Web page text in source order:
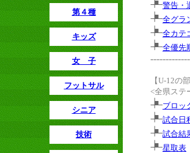
第４種
キッズ
女 子
フットサル
シニア
技術
警告・
全グラ
全カテ
全優先
【U-12の部
<全県ステ
ブロッ
試合日
試合結
星取表